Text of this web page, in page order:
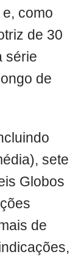
como
de 30
série
de
sete
Globos
de